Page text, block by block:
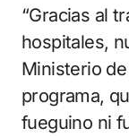
“Gracias al
hospitales,
Ministerio
programa,
fueguino ni